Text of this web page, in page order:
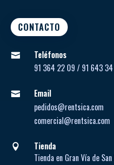
CONTACTO

Teléfonos
91 364 22 09 / 91 643 34

Email
pedidos@rentsica.com
comercial@rentsica.com

Tienda
Tienda en Gran Vía de